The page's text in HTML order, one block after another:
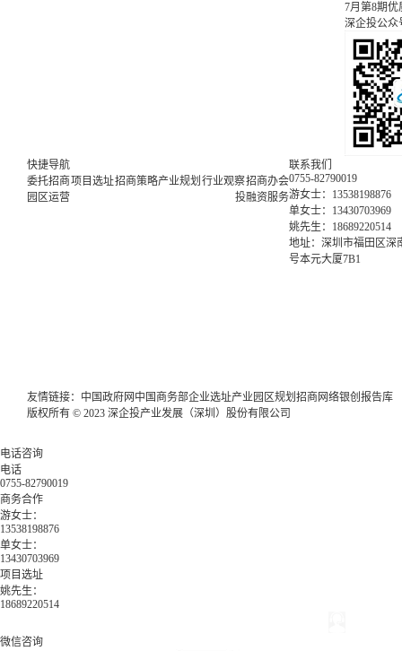
7月第8期
深企投公众
快捷导航
委托招商项目选址招商策略产业规划 行业观察招商办会
园区运营
投融资服务
联系我们
0755-82790019
游女士：13538198876
单女士：13430703969
姚先生：18689220514
地址：深圳市福田区深
号本元大厦7B1
友情链接： 中国政府网 中国商务部企业选址产业园区规划 招商网络银创报告库
版权所有 © 2023 深企投产业发展（深圳）股份有限公司
电话咨询
电话
0755-82790019
商务合作
游女士：
13538198876
单女士：
13430703969
项目选址
姚先生：
18689220514
微信咨询